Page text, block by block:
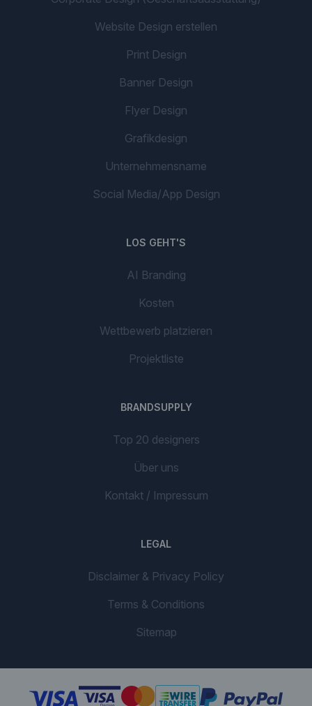
Website Design erstellen
Print Design
Banner Design
Flyer Design
Grafikdesign
Unternehmensname
Social Media/App Design
LOS GEHT'S
AI Branding
Kosten
Wettbewerb platzieren
Projektliste
BRANDSUPPLY
Top 20 designers
Über uns
Kontakt / Impressum
LEGAL
Disclaimer & Privacy Policy
Terms & Conditions
Sitemap